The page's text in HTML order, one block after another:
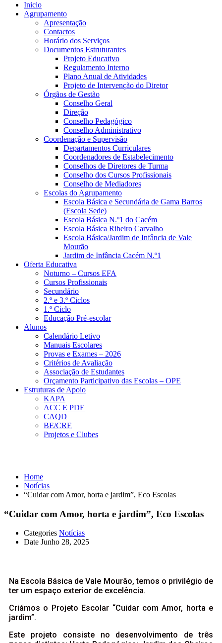
Inicio
Agrupamento
Apresentação
Contactos
Horário dos Serviços
Documentos Estruturantes
Projeto Educativo
Regulamento Interno
Plano Anual de Atividades
Projeto de Intervenção do Diretor
Órgãos de Gestão
Conselho Geral
Direção
Conselho Pedagógico
Conselho Administrativo
Coordenação e Supervisão
Departamentos Curriculares
Coordenadores de Estabelecimento
Conselhos de Diretores de Turma
Conselho dos Cursos Profissionais
Conselho de Mediadores
Escolas do Agrupamento
Escola Básica e Secundária de Gama Barros
(Escola Sede)
Escola Básica N.º1 do Cacém
Escola Básica Ribeiro Carvalho
Escola Básica/Jardim de Infância de Vale
Mourão
Jardim de Infância Cacém N.º1
Oferta Educativa
Noturno – Cursos EFA
Cursos Profissionais
Secundário
2.º e 3.º Ciclos
1.º Ciclo
Educação Pré-escolar
Alunos
Calendário Letivo
Manuais Escolares
Provas e Exames – 2026
Critérios de Avaliação
Associação de Estudantes
Orçamento Participativo das Escolas – OPE
Estruturas de Apoio
KAPA
ACC E PDE
CAQD
BE/CRE
Projetos e Clubes
Home
Notícias
“Cuidar com Amor, horta e jardim”, Eco Escolas
“Cuidar com Amor, horta e jardim”, Eco Escolas
Categories Notícias
Date Junho 28, 2025
Na Escola Básica de Vale Mourão, temos o privilégio de
ter um espaço exterior de excelência.
Criámos o Projeto Escolar “Cuidar com Amor, horta e
jardim”.
Este projeto consiste no desenvolvimento de três